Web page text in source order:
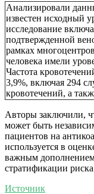
Анализировали
известен исходный
исследование
подтвержденной
рамках
человека имели
Частота
3,9%, включая 294
кровотечений, а
Авторы заключили,
может быть
пациентов на
используется в
важным
стратификации
Источник